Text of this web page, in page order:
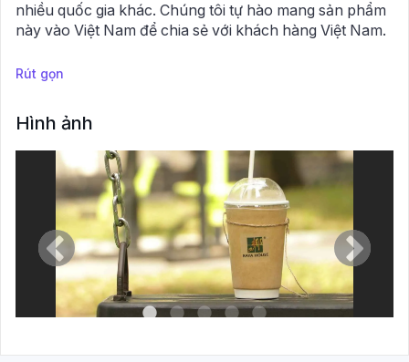
nhiều quốc gia khác. Chúng tôi tự hào mang sản phẩm
này vào Việt Nam để chia sẻ với khách hàng Việt Nam.
Rút gọn
Hình ảnh